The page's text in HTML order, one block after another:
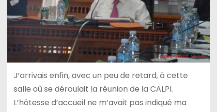
J’arrivais enfin, avec un peu de retard, à cette
salle où se déroulait la réunion de la CALPI.
L’hôtesse d’accueil ne m’avait pas indiqué ma